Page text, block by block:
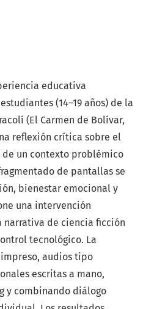
educativa
(14–19 años) de la
(El Carmen de Bolívar,
reflexión crítica sobre el
un contexto problémico
de pantallas se
bienestar emocional y
una intervención
narrativa de ciencia ficción
tecnológico. La
audios tipo
escritas a mano,
y combinando diálogo